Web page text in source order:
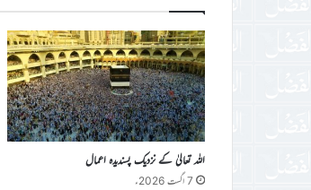
اللہ تعالیٰ کے نزدیک پسندیدہ اعمال
7 اگست 2026ء